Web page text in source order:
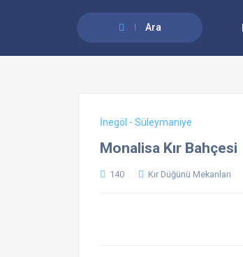
Ara
İnegöl - Süleymaniye
Monalisa Kır Bahçesi
140 Kır Düğünü Mekanları